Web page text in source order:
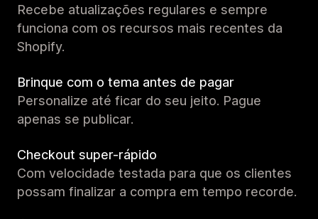
Recebe atualizações regulares e sempre
funciona com os recursos mais recentes da
Shopify.
Brinque com o tema antes de pagar
Personalize até ficar do seu jeito. Pague
apenas se publicar.
Checkout super-rápido
Com velocidade testada para que os clientes
possam finalizar a compra em tempo recorde.